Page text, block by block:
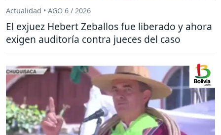
Actualidad • AGO 6 / 2026
El exjuez Hebert Zeballos fue liberado y ahora
exigen auditoría contra jueces del caso